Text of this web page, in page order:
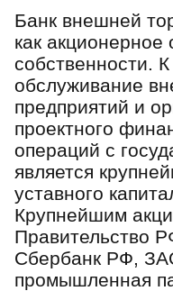
Банк внешней
как
собственности.
обслуживание
предприятий и
проектного
операций с
является
уставного
Крупнейшим
Правительство
Сбербанк РФ,
промышленная